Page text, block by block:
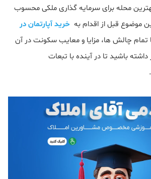
محله برای سرمایه گذاری ملکی محسوب
موضوع قبل از اقدام به خرید آپارتمان در
تمام چالش ها، مزایا و معایب سکونت در آن
داشته باشید تا در آینده با تبعات